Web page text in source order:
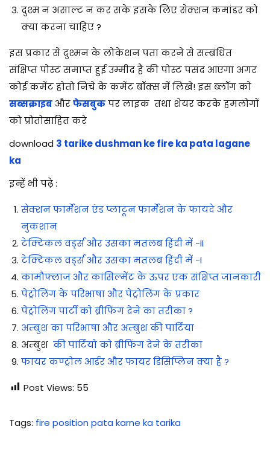
दुश्म न असाल्ट न कर सके इसके लिए सेक्शन कमांडर को
क्या करना चाहिए ?
इस प्रकार से दुश्मन के लोकेशन पता करने से सम्बंधित
संक्षिप्त पोस्ट समाप्त हुई उम्मीद है की पोस्ट पसंद आएगा अगर
कोई कमेंट होतो निचे के कमेंट बॉक्स में लिखे! इस ब्लॉग को
सब्सक्राइबऔरफेसबुकपर लाइक तथा शेयर करके हमलोगों
को प्रोतोसाहित करे
download 3 tarike dushman ke fire ka pata lagane
ka
इन्हें भी पढ़े :
सेक्शन फार्मेशन एंड प्लाटून फार्मेशन के फायदे और
नुकशान
टेक्टिकल वर्ड्स और उसका मतलब हिंदी में -II
टेक्टिकल वर्ड्स और उसका मतलब हिंदी में -I
कामौफ्लाज और कांसिल्मेंट के ऊपर एक संक्षिप्त जानकारी
पेट्रोलिंग के परिभाषा और पेट्रोलिंग के प्रकार
पेट्रोलिंग पार्टी को ब्रीफिंग देने का तरीका ?
अम्बुश का परिभाषा और अम्बुश की पार्टिया
अम्बुश की पार्टियो को ब्रीफिंग देने के तरीका
फायर कण्ट्रोल आर्डर और फायर डिसिप्लिन क्या है ?
Post Views: 55
Tags: fire position pata karne ka tarika